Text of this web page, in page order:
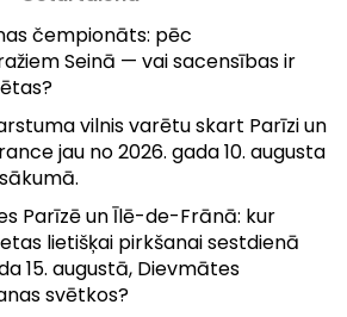
čempionāts: pēc
Seinā — vai sacensības ir
vilnis varētu skart Parīzi un
jau no 2026. gada 10. augusta
Parīzē un Īlē-de-Frānā: kur
lietišķai pirkšanai sestdienā
15. augustā, Dievmātes
svētkos?